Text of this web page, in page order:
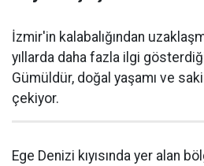
İzmir'in kalabalığından
yıllarda daha fazla ilgi
Gümüldür, doğal yaşamı ve
çekiyor.
Ege Denizi kıyısında yer alan